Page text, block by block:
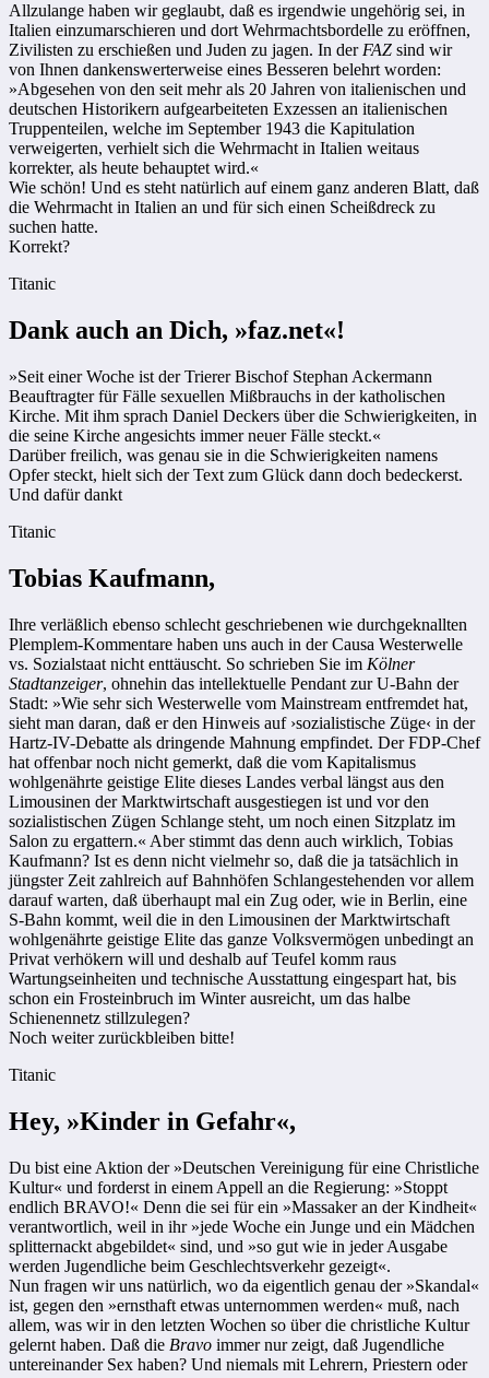
Allzulange haben wir geglaubt, daß es irgendwie ungehörig sei, in
Italien einzumarschieren und dort Wehrmachtsbordelle zu eröffnen,
Zivilisten zu erschießen und Juden zu jagen. In der FAZ sind wir
von Ihnen dankenswerterweise eines Besseren belehrt worden:
»Abgesehen von den seit mehr als 20 Jahren von italienischen und
deutschen Historikern aufgearbeiteten Exzessen an italienischen
Truppenteilen, welche im September 1943 die Kapitulation
verweigerten, verhielt sich die Wehrmacht in Italien weitaus
korrekter, als heute behauptet wird.«
Wie schön! Und es steht natürlich auf einem ganz anderen Blatt, daß
die Wehrmacht in Italien an und für sich einen Scheißdreck zu
suchen hatte.
Korrekt?
Titanic
Dank auch an Dich, »faz.net«!
»Seit einer Woche ist der Trierer Bischof Stephan Ackermann
Beauftragter für Fälle sexuellen Mißbrauchs in der katholischen
Kirche. Mit ihm sprach Daniel Deckers über die Schwierigkeiten, in
die seine Kirche angesichts immer neuer Fälle steckt.«
Darüber freilich, was genau sie in die Schwierigkeiten namens
Opfer steckt, hielt sich der Text zum Glück dann doch bedeckerst.
Und dafür dankt
Titanic
Tobias Kaufmann,
Ihre verläßlich ebenso schlecht geschriebenen wie durchgeknallten
Plemplem-Kommentare haben uns auch in der Causa Westerwelle
vs. Sozialstaat nicht enttäuscht. So schrieben Sie im Kölner
Stadtanzeiger, ohnehin das intellektuelle Pendant zur U-Bahn der
Stadt: »Wie sehr sich Westerwelle vom Mainstream entfremdet hat,
sieht man daran, daß er den Hinweis auf ›sozialistische Züge‹ in der
Hartz-IV-Debatte als dringende Mahnung empfindet. Der FDP-Chef
hat offenbar noch nicht gemerkt, daß die vom Kapitalismus
wohlgenährte geistige Elite dieses Landes verbal längst aus den
Limousinen der Marktwirtschaft ausgestiegen ist und vor den
sozialistischen Zügen Schlange steht, um noch einen Sitzplatz im
Salon zu ergattern.« Aber stimmt das denn auch wirklich, Tobias
Kaufmann? Ist es denn nicht vielmehr so, daß die ja tatsächlich in
jüngster Zeit zahlreich auf Bahnhöfen Schlangestehenden vor allem
darauf warten, daß überhaupt mal ein Zug oder, wie in Berlin, eine
S-Bahn kommt, weil die in den Limousinen der Marktwirtschaft
wohlgenährte geistige Elite das ganze Volksvermögen unbedingt an
Privat verhökern will und deshalb auf Teufel komm raus
Wartungseinheiten und technische Ausstattung eingespart hat, bis
schon ein Frosteinbruch im Winter ausreicht, um das halbe
Schienennetz stillzulegen?
Noch weiter zurückbleiben bitte!
Titanic
Hey, »Kinder in Gefahr«,
Du bist eine Aktion der »Deutschen Vereinigung für eine Christliche
Kultur« und forderst in einem Appell an die Regierung: »Stoppt
endlich BRAVO!« Denn die sei für ein »Massaker an der Kindheit«
verantwortlich, weil in ihr »jede Woche ein Junge und ein Mädchen
splitternackt abgebildet« sind, und »so gut wie in jeder Ausgabe
werden Jugendliche beim Geschlechtsverkehr gezeigt«.
Nun fragen wir uns natürlich, wo da eigentlich genau der »Skandal«
ist, gegen den »ernsthaft etwas unternommen werden« muß, nach
allem, was wir in den letzten Wochen so über die christliche Kultur
gelernt haben. Daß die Bravo immer nur zeigt, daß Jugendliche
untereinander Sex haben? Und niemals mit Lehrern, Priestern oder